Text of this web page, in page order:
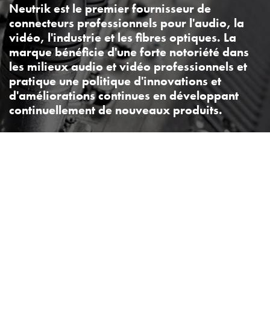
Neutrik est le premier fournisseur de
connecteurs professionnels pour l'audio, la
vidéo, l'industrie et les fibres optiques. La
marque bénéficie d'une forte notoriété dans
les milieux audio et vidéo professionnels et
pratique une politique d'innovations et
d'améliorations continues en développant
continuellement de nouveaux produits.